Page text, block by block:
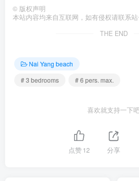
© 版权声明
本站内容均来自互联网，如有侵权请联系站
THE END
Nai Yang beach
# 3 bedrooms
# 6 pers. max.
喜欢就支持一下
点赞12 分享